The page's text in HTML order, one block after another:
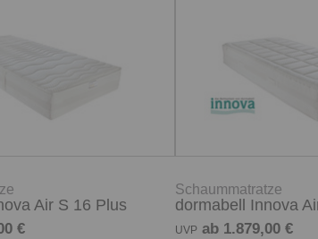
Air S 16 Plus
€
Schaummatratze
dormabell Innova
UVP ab 1.879,00 €